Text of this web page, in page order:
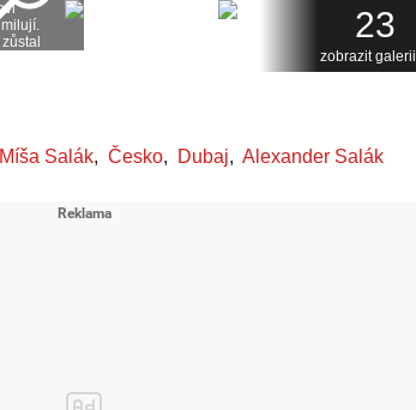
23
zobrazit galerii
Míša Salák, Česko, Dubaj, Alexander Salák